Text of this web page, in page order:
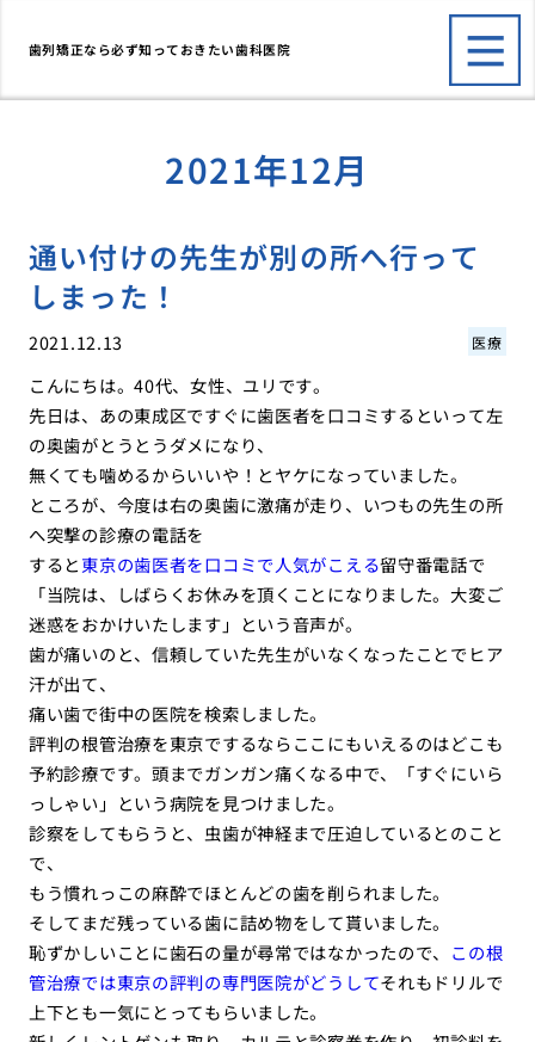
歯列矯正なら必ず知っておきたい歯科医院
2021年12月
通い付けの先生が別の所へ行って
しまった！
2021.12.13 医療
こんにちは。40代、女性、ユリです。
先日は、あの東成区ですぐに歯医者を口コミするといって左
の奥歯がとうとうダメになり、
無くても噛めるからいいや！とヤケになっていました。
ところが、今度は右の奥歯に激痛が走り、いつもの先生の所
へ突撃の診療の電話を
すると東京の歯医者を口コミで人気がこえる留守番電話で
「当院は、しばらくお休みを頂くことになりました。大変ご
迷惑をおかけいたします」という音声が。
歯が痛いのと、信頼していた先生がいなくなったことでヒア
汗が出て、
痛い歯で街中の医院を検索しました。
評判の根管治療を東京でするならここにもいえるのはどこも
予約診療です。頭までガンガン痛くなる中で、「すぐにいら
っしゃい」という病院を見つけました。
診察をしてもらうと、虫歯が神経まで圧迫しているとのこと
で、
もう慣れっこの麻酔でほとんどの歯を削られました。
そしてまだ残っている歯に詰め物をして貰いました。
恥ずかしいことに歯石の量が尋常ではなかったので、 この根
管治療では東京の評判の専門医院がどうしてそれもドリルで
上下とも一気にとってもらいました。